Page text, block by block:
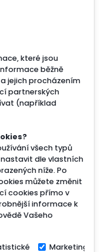
které jsou
běžně
jejich procházením
partnerských
(například
všech typů
dle vlastních
níže. Po
můžete změnit
cookies přímo v
informace k
Vašeho
Marketingové